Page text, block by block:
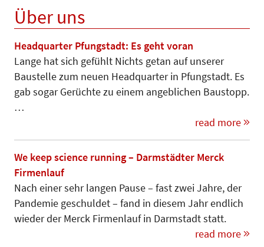
Über uns
Headquarter Pfungstadt: Es geht voran
Lange hat sich gefühlt Nichts getan auf unserer
Baustelle zum neuen Headquarter in Pfungstadt. Es
gab sogar Gerüchte zu einem angeblichen Baustopp.
…
read more
We keep science running – Darmstädter Merck
Firmenlauf
Nach einer sehr langen Pause – fast zwei Jahre, der
Pandemie geschuldet – fand in diesem Jahr endlich
wieder der Merck Firmenlauf in Darmstadt statt.
read more